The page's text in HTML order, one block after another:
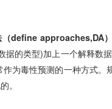
（define approaches,DA）
据的类型)加上一个解释数
作为毒性预测的一种方式。
。